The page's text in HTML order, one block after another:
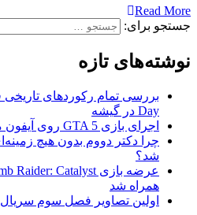
Read More
جستجو برای:
نوشته‌های تازه
Day در گیشه
اجرای بازی GTA 5 روی آیفون ممکن شد!
شد؟
همراه شد
اولین تصاویر فصل سوم سریال Fallout | شروع فیلم‌برداری